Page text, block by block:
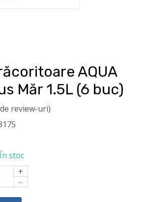
AQUA
Măr 1.5L (6 buc)
review-uri)
În stoc
+
–